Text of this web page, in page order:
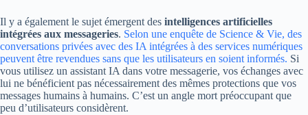
Il y a également le sujet émergent des intelligences artificielles
intégrées aux messageries. Selon une enquête de Science & Vie, des
conversations privées avec des IA intégrées à des services numériques
peuvent être revendues sans que les utilisateurs en soient informés. Si
vous utilisez un assistant IA dans votre messagerie, vos échanges avec
lui ne bénéficient pas nécessairement des mêmes protections que vos
messages humains à humains. C’est un angle mort préoccupant que
peu d’utilisateurs considèrent.